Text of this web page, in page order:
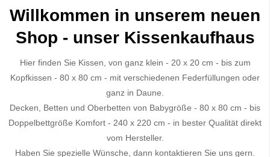
Willkommen in unserem neuen
Shop - unser Kissenkaufhaus
Hier finden Sie Kissen, von ganz klein - 20 x 20 cm - bis zum
Kopfkissen - 80 x 80 cm - mit verschiedenen Federfüllungen oder
ganz in Daune.
Decken, Betten und Oberbetten von Babygröße - 80 x 80 cm - bis
Doppelbettgröße Komfort - 240 x 220 cm - in bester Qualität direkt
vom Hersteller.
Haben Sie spezielle Wünsche, dann kontaktieren Sie uns gern.